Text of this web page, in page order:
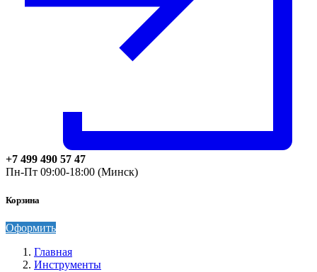
+7 499 490 57 47
Пн-Пт 09:00-18:00 (Минск)
Корзина
Оформить
Главная
Инструменты